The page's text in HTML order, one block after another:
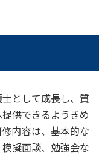
として成長し、質
供できるようきめ
内容は、基本的な
擬面談、勉強会な